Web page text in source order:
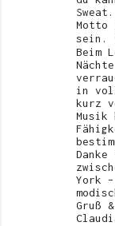
Motto
sein.
Beim
in
kurz
Musik
York
Gruß